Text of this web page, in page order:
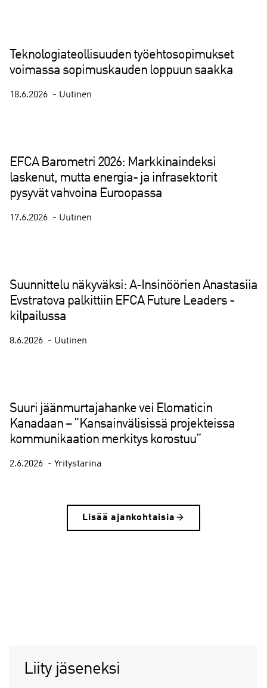
Teknologiateollisuuden työehtosopimukset
voimassa sopimuskauden loppuun saakka
18.6.2026 Uutinen
EFCA Barometri 2026: Markkinaindeksi
laskenut, mutta energia- ja infrasektorit
pysyvät vahvoina Euroopassa
17.6.2026 Uutinen
Suunnittelu näkyväksi: A-Insinöörien Anastasiia
Evstratova palkittiin EFCA Future Leaders -
kilpailussa
8.6.2026 Uutinen
Suuri jäänmurtajahanke vei Elomaticin
Kanadaan – ”Kansainvälisissä projekteissa
kommunikaation merkitys korostuu”
2.6.2026 Yritystarina
Lisää ajankohtaisia
Liity jäseneksi